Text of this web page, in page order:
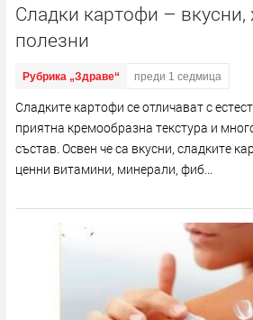
Сладки картофи – вкусни,
полезни
Рубрика „Здраве“ преди 1 седмица
Сладките картофи се отличават с
приятна кремообразна текстура и
състав. Освен че са вкусни, сладките
ценни витамини, минерали, фиб...